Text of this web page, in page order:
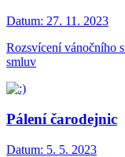
Datum: 27. 11. 2023
Rozsvícení vánočního
smluv
Pálení čarodejnic
Datum: 5. 5. 2023